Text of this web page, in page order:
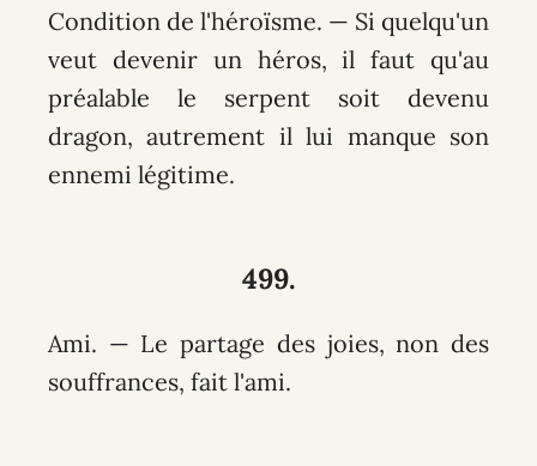
Condition de l'héroïsme. — Si quelqu'un
veut devenir un héros, il faut qu'au
préalable le serpent soit devenu
dragon, autrement il lui manque son
ennemi légitime.
499.
Ami. — Le partage des joies, non des
souffrances, fait l'ami.